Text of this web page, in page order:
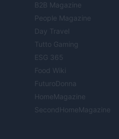
B2B Magazine
People Magazine
Day Travel
Tutto Gaming
ESG 365
Food Wiki
FuturoDonna
HomeMagazine
SecondHomeMagazine